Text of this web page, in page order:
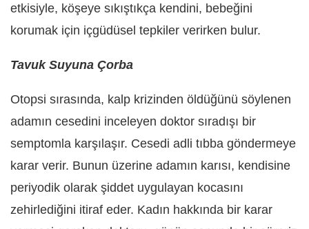
etkisiyle, köşeye sıkıştıkça kendini, bebeğini
korumak için içgüdüsel tepkiler verirken bulur.
Tavuk Suyuna Çorba
Otopsi sırasında, kalp krizinden öldüğünü söylenen
adamın cesedini inceleyen doktor sıradışı bir
semptomla karşılaşır. Cesedi adli tıbba göndermeye
karar verir. Bunun üzerine adamın karısı, kendisine
periyodik olarak şiddet uygulayan kocasını
zehirlediğini itiraf eder. Kadın hakkında bir karar